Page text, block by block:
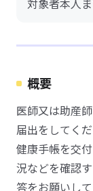
対象者本人
概要
医師又は助産
届出をしてく
健康手帳を交
況などを確認
答をお願いし